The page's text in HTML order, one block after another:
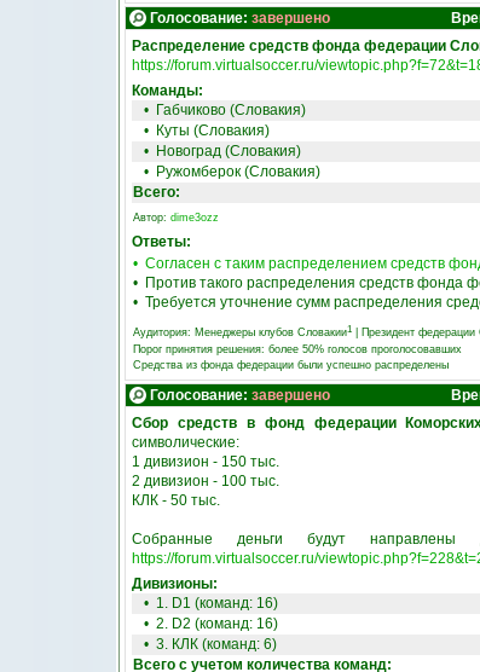
Голосование: завершено
Распределение средств фонда федерации
https://forum.virtualsoccer.ru/
Команды:
• Габчиково (Словакия)
• Куты (Словакия)
• Новоград (Словакия)
• Ружомберок (Словакия)
Всего:
Автор: dime3ozz
Ответы:
• Согласен с таким распределением средств
• Против такого распределения средств фонда
• Требуется уточнение сумм распределения
Аудитория: Менеджеры клубов Словакии1 Президент федерации
Порог принятия решения: более 50% голосов проголосовавших
Средства из фонда федерации были успешно распределены
Голосование: завершено
Сбор средств в фонд федерации
символические:
‎1 дивизион - 150 тыс.
‎2 дивизион - 100 тыс.
‎КЛК - 50 тыс.
‎Собранные деньги будут направлены
https://forum.virtualsoccer.ru/
Дивизионы:
• 1. D1 (команд: 16)
• 2. D2 (команд: 16)
• 3. КЛК (команд: 6)
Всего с учетом количества команд: